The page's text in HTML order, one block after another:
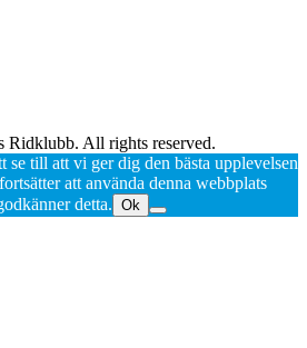
All rights reserved.
se till att vi ger dig den bästa upplevelsen
att använda denna webbplats
detta. Ok